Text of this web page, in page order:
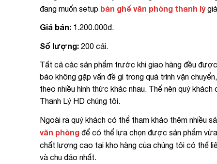
đang muốn setup bàn ghế văn phòng thanh lý
Giá bán: 1.200.000đ.
Số lượng: 200 cái.
Tất cả các sản phẩm trước khi giao hàng đều
bảo không gặp vấn đề gì trong quá trình vận
theo nhiều hình thức khác nhau. Thế nên quý
Thanh Lý HD chúng tôi.
Ngoài ra quý khách có thể tham khảo thêm nhiều
văn phòng để có thể lựa chọn được sản phẩm
chất lượng cao tại kho hàng của chúng tôi có thể
và chu đáo nhất.